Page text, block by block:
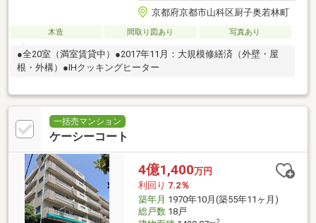
京都府京都市山科区厨子奥若林町
木造 間取り図あり 写真あり
●全20室（満室賃貸中）●2017年11月：大規模修繕済（外壁・屋
根・外構）●IHクッキングヒーター
一括売マンション
ケーシーコート
4億1,400万円
利回り 7.2％
築年月 1970年10月(築55年11ヶ月)
総戸数18戸
2